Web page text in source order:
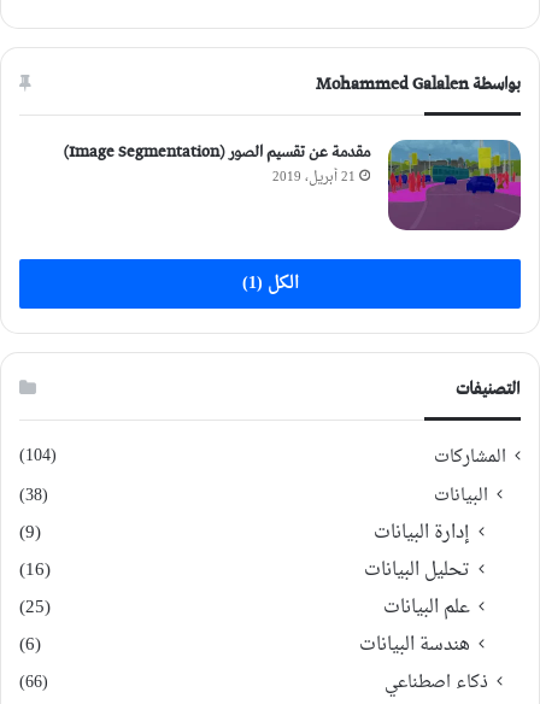
بواسطة Mohammed Galalen
مقدمة عن تقسيم الصور (Image Segmentation)
21 أبريل، 2019
الكل (1)
التصنيفات
المشاركات (104)
البيانات (38)
إدارة البيانات
(9)
تحليل البيانات
(16)
علم البيانات
(25)
هندسة البيانات
(6)
ذكاء اصطناعي (66)